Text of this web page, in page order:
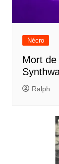
Nécro
Mort de
Ralph